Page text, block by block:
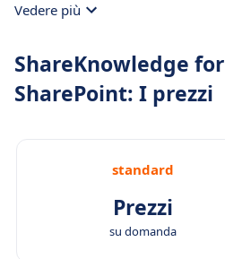
Vedere più
ShareKnowledge for
SharePoint: I prezzi
standard
Prezzi
su domanda